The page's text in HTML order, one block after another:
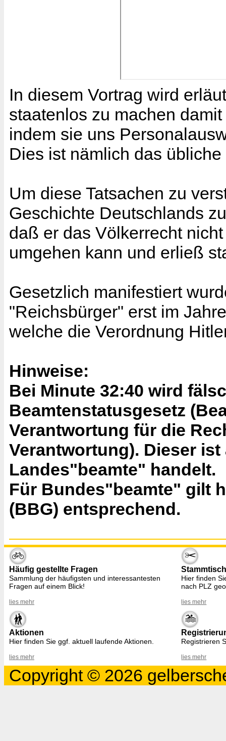
In diesem Vortrag wird
staatenlos zu machen
indem sie uns
Dies ist nämlich das
Um diese Tatsachen zu
Geschichte Deutschlands
daß er das Völkerrecht
umgehen kann und erließ
Gesetzlich manifestiert
"Reichsbürger" erst im
welche die Verordnung
Hinweise:
Bei Minute 32:40 wird
Beamtenstatusgesetz
Verantwortung für die
Verantwortung). Dieser
Landes"beamte" handelt.
Für Bundes"beamte" gilt
(BBG) entsprechend.
Häufig gestellte Fragen
Sammlung der häufigsten und interessantesten
Fragen auf einem Blick!
lies mehr
Hier finden
nach PLZ
lies mehr
Aktionen
Hier finden Sie ggf. aktuell laufende Aktionen.
lies mehr
Registrieren
lies mehr
Copyright © 2026